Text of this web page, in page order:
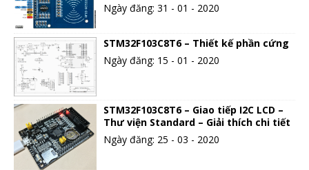
Ngày đăng: 31 - 01 - 2020
STM32F103C8T6 – Thiết kế phần cứng
Ngày đăng: 15 - 01 - 2020
STM32F103C8T6 – Giao tiếp I2C LCD –
Thư viện Standard – Giải thích chi tiết
Ngày đăng: 25 - 03 - 2020